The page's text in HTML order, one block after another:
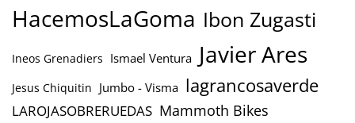
HacemosLaGoma Ibon Zugasti
Ineos Grenadiers Ismael Ventura Javier Ares
Jesus Chiquitin Jumbo - Visma lagrancosaverde
LAROJASOBRERUEDAS Mammoth Bikes